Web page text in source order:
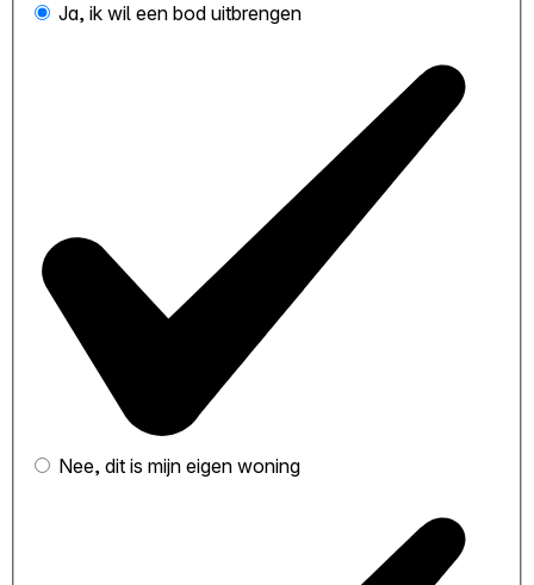
Ja, ik wil een bod uitbrengen
Nee, dit is mijn eigen woning